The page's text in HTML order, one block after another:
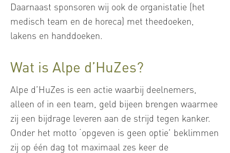
Daarnaast sponsoren wij ook de organistatie (het
medisch team en de horeca) met theedoeken,
lakens en handdoeken.
Wat is Alpe d’HuZes?
Alpe d’HuZes is een actie waarbij deelnemers,
alleen of in een team, geld bijeen brengen waarmee
zij een bijdrage leveren aan de strijd tegen kanker.
Onder het motto ‘opgeven is geen optie’ beklimmen
zij op één dag tot maximaal zes keer de